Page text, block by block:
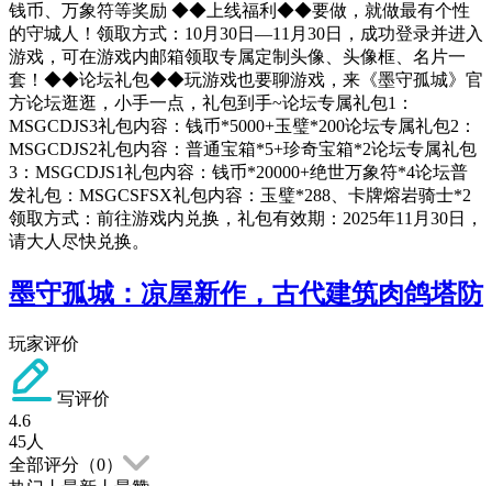
钱币、万象符等奖励 ◆◆上线福利◆◆要做，就做最有个性
的守城人！领取方式：10月30日—11月30日，成功登录并进入
游戏，可在游戏内邮箱领取专属定制头像、头像框、名片一
套！◆◆论坛礼包◆◆玩游戏也要聊游戏，来《墨守孤城》官
方论坛逛逛，小手一点，礼包到手~论坛专属礼包1：
MSGCDJS3礼包内容：钱币*5000+玉璧*200论坛专属礼包2：
MSGCDJS2礼包内容：普通宝箱*5+珍奇宝箱*2论坛专属礼包
3：MSGCDJS1礼包内容：钱币*20000+绝世万象符*4论坛普
发礼包：MSGCSFSX礼包内容：玉璧*288、卡牌熔岩骑士*2
领取方式：前往游戏内兑换，礼包有效期：2025年11月30日，
请大人尽快兑换。
墨守孤城：凉屋新作，古代建筑肉鸽塔防
玩家评价
写评价
4.6
45人
全部评分（0）